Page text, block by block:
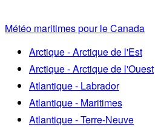
Météo maritimes pour le Canada
Arctique - Arctique de l'Est
Arctique - Arctique de l'Ouest
Atlantique - Labrador
Atlantique - Maritimes
Atlantique - Terre-Neuve